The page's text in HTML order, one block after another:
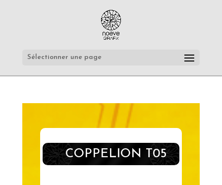
Sélectionner une page
COPPELION T05